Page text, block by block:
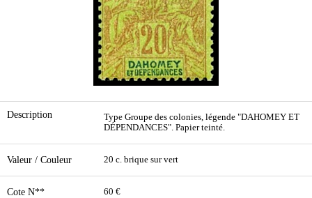
Description
Type Groupe des colonies, légende "DAHOMEY ET
DÉPENDANCES". Papier teinté.
Valeur / Couleur 20 c. brique sur vert
Cote N** 60 €